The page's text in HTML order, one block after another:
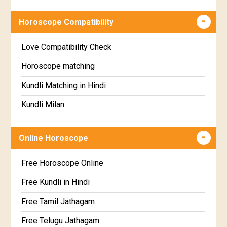
Jyeshta Star Horoscope
Moola Star Horoscope
Poorvashaada Star Horoscope
Uttarashaada Star Horoscope
Sravana Star Horoscope
Satabhisha Star Horoscope
Poorvabhadra Star Horoscope
Uttarabhadra Star Horoscope
Revathi Star Horoscope
Education Horoscope
Super Horoscope
Future Book
Numerology
Horoscope Compatibility
Love Compatibility Check
Horoscope matching
Kundli Matching in Hindi
Kundli Milan
Free Kundli Matching
Kundali Matching
Jathaga Porutham
Jathakam Matching Telugu
Jathaka Porutham in Malayalam
Online Horoscope
Free Horoscope Online
Free Kundli in Hindi
Free Tamil Jathagam
Free Telugu Jathagam